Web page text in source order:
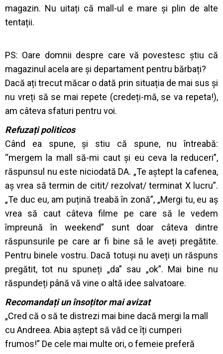
magazin. Nu uitați că mall-ul e mare și plin de alte
tentații.
PS: Oare domnii despre care vă povestesc știu că
magazinul acela are și departament pentru bărbați?
Dacă ați trecut măcar o dată prin situația de mai sus și
nu vreți să se mai repete (credeți-mă, se va repeta!),
am câteva sfaturi pentru voi.
Refuzați politicos
Când ea spune, și stiu că spune, nu întreabă:
“mergem la mall să-mi caut și eu ceva la reduceri”,
răspunsul nu este niciodată DA. „Te aștept la cafenea,
aș vrea să termin de citit/ rezolvat/ terminat X lucru”.
„Te duc eu, am puțină treabă în zonă”, „Mergi tu, eu aș
vrea să caut câteva filme pe care să le vedem
împreună în weekend” sunt doar câteva dintre
răspunsurile pe care ar fi bine să le aveți pregătite.
Pentru binele vostru. Dacă totuși nu aveți un răspuns
pregătit, tot nu spuneți „da” sau „ok”. Mai bine nu
răspundeți până vă vine o altă idee salvatoare.
Recomandați un însoțitor mai avizat
„Cred că o să te distrezi mai bine dacă mergi la mall
cu Andreea. Abia aștept să văd ce îți cumperi
frumos!” De cele mai multe ori, o femeie preferă